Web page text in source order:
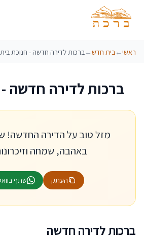
ראשי←בית חדש←ברכות לדירה חדשה - חנוכת בית
ברכות לדירה חדשה
מזל טוב על הדירה החדשה!
באהבה, שמחה
העתק שתף
ברכות לדירה חדשה